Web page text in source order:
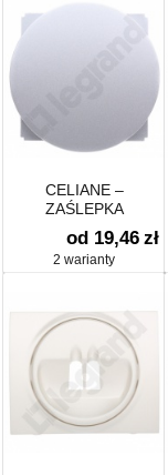
CELIANE –
ZAŚLEPKA
od 19,46 zł
2 warianty